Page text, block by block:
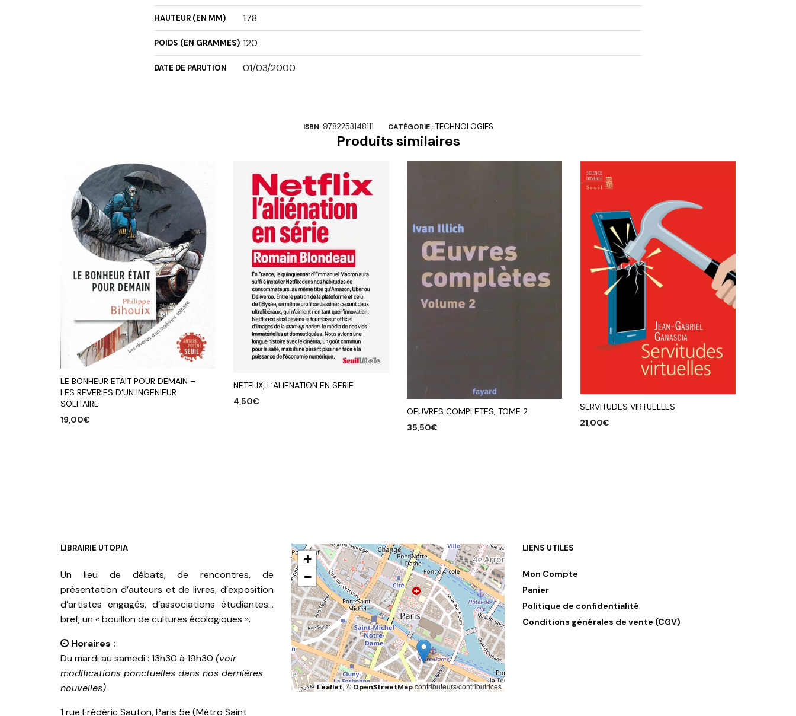
HAUTEUR (EN MM) 178
POIDS (EN GRAMMES) 120
DATE DE PARUTION 01/03/2000
ISBN: 9782253148111 CATÉGORIE :TECHNOLOGIES
Produits similaires
LE BONHEUR ETAIT POUR DEMAIN –
LES REVERIES D’UN INGENIEUR
SOLITAIRE
19,00€
NETFLIX, L’ALIENATION EN SERIE
4,50€
OEUVRES COMPLETES, TOME 2
35,50€
SERVITUDES VIRTUELLES
21,00€
LIBRAIRIE UTOPIA
Un lieu de débats, de rencontres, de
présentation d’auteurs et de livres, d’exposition
d’artistes engagés, d’associations étudiantes…
bref, un « bouillon de cultures écologiques ».
Horaires :
Du mardi au samedi : 13h30 à 19h30 (voir
modifications ponctuelles dans nos dernières
nouvelles)
1 rue Frédéric Sauton, Paris 5e (Métro Saint
+
−
Leaflet, ©OpenStreetMapcontributeurs/contributrices
LIENS UTILES
Mon Compte
Panier
Politique de confidentialité
Conditions générales de vente (CGV)